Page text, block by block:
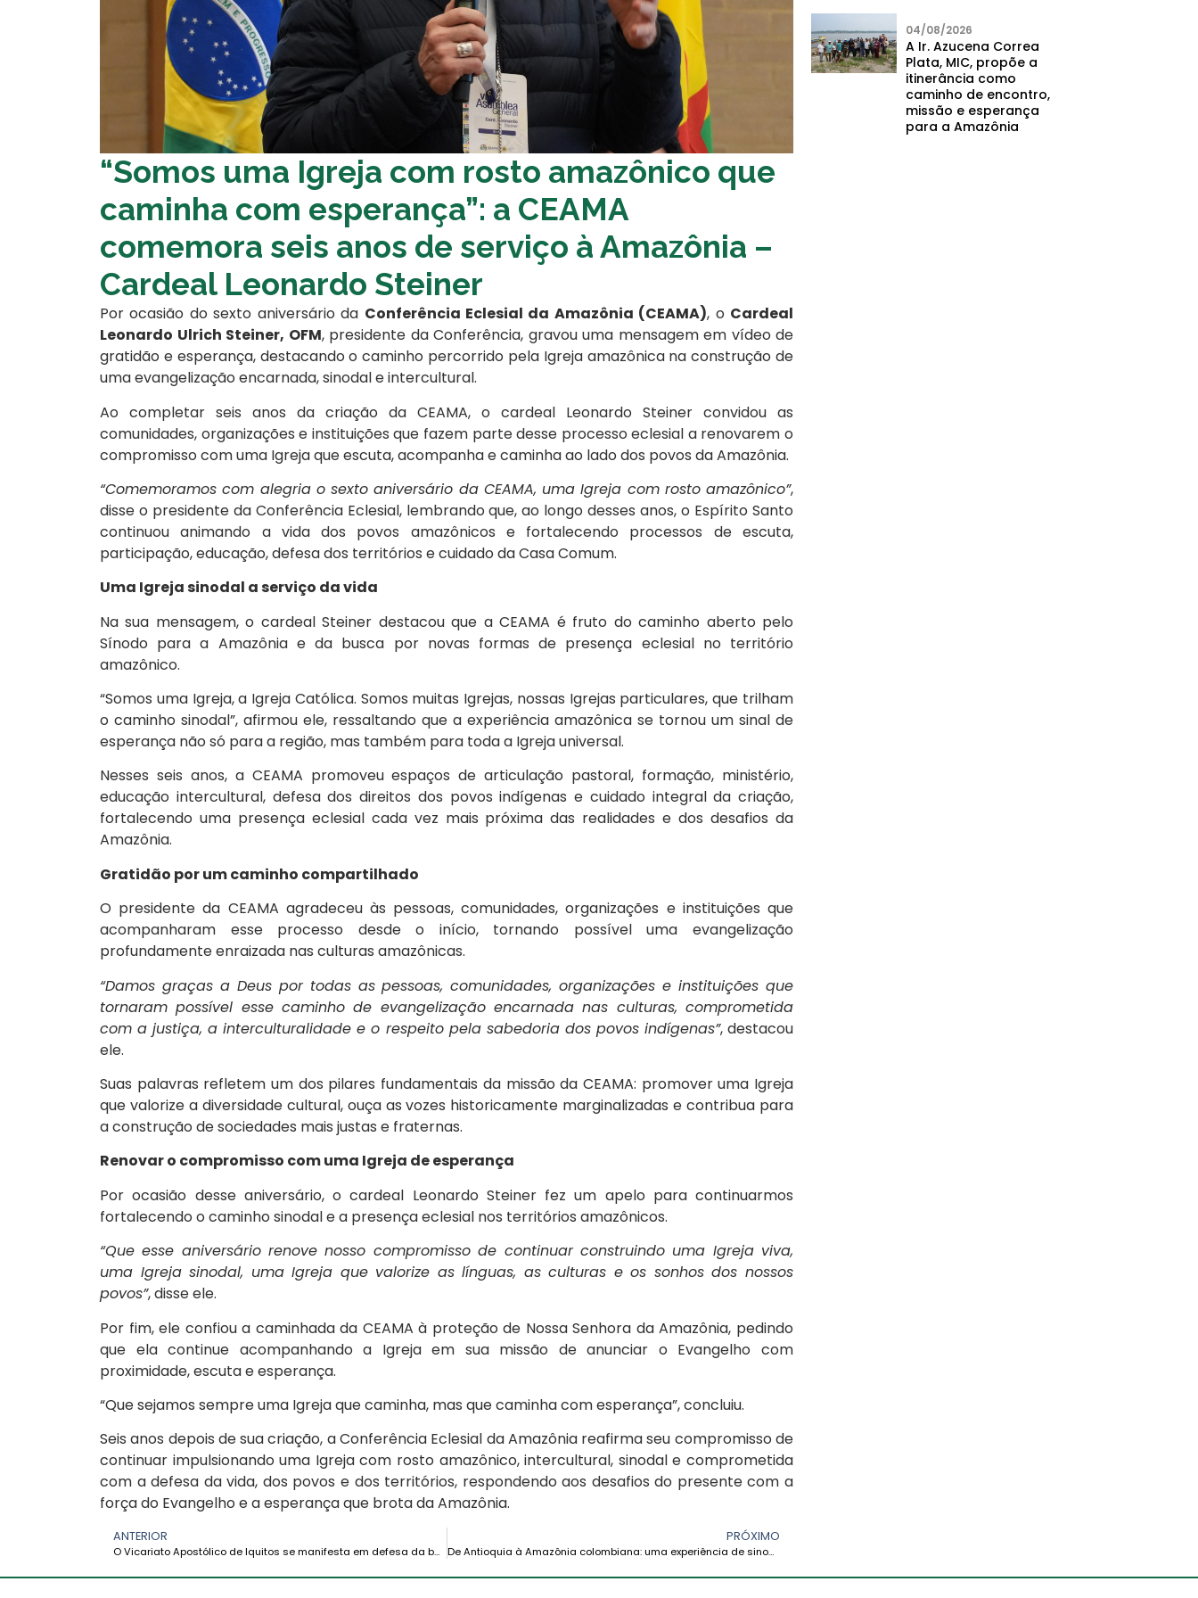
“Somos uma Igreja com rosto amazônico que
caminha com esperança”: a CEAMA
comemora seis anos de serviço à Amazônia –
Cardeal Leonardo Steiner
Por ocasião do sexto aniversário da Conferência Eclesial da Amazônia (CEAMA), o Cardeal
Leonardo Ulrich Steiner, OFM, presidente da Conferência, gravou uma mensagem em vídeo de
gratidão e esperança, destacando o caminho percorrido pela Igreja amazônica na construção de
uma evangelização encarnada, sinodal e intercultural.
Ao completar seis anos da criação da CEAMA, o cardeal Leonardo Steiner convidou as
comunidades, organizações e instituições que fazem parte desse processo eclesial a renovarem o
compromisso com uma Igreja que escuta, acompanha e caminha ao lado dos povos da Amazônia.
“Comemoramos com alegria o sexto aniversário da CEAMA, uma Igreja com rosto amazônico”,
disse o presidente da Conferência Eclesial, lembrando que, ao longo desses anos, o Espírito Santo
continuou animando a vida dos povos amazônicos e fortalecendo processos de escuta,
participação, educação, defesa dos territórios e cuidado da Casa Comum.
Uma Igreja sinodal a serviço da vida
Na sua mensagem, o cardeal Steiner destacou que a CEAMA é fruto do caminho aberto pelo
Sínodo para a Amazônia e da busca por novas formas de presença eclesial no território
amazônico.
“Somos uma Igreja, a Igreja Católica. Somos muitas Igrejas, nossas Igrejas particulares, que trilham
o caminho sinodal”, afirmou ele, ressaltando que a experiência amazônica se tornou um sinal de
esperança não só para a região, mas também para toda a Igreja universal.
Nesses seis anos, a CEAMA promoveu espaços de articulação pastoral, formação, ministério,
educação intercultural, defesa dos direitos dos povos indígenas e cuidado integral da criação,
fortalecendo uma presença eclesial cada vez mais próxima das realidades e dos desafios da
Amazônia.
Gratidão por um caminho compartilhado
O presidente da CEAMA agradeceu às pessoas, comunidades, organizações e instituições que
acompanharam esse processo desde o início, tornando possível uma evangelização
profundamente enraizada nas culturas amazônicas.
“Damos graças a Deus por todas as pessoas, comunidades, organizações e instituições que
tornaram possível esse caminho de evangelização encarnada nas culturas, comprometida
com a justiça, a interculturalidade e o respeito pela sabedoria dos povos indígenas”, destacou
ele.
Suas palavras refletem um dos pilares fundamentais da missão da CEAMA: promover uma Igreja
que valorize a diversidade cultural, ouça as vozes historicamente marginalizadas e contribua para
a construção de sociedades mais justas e fraternas.
Renovar o compromisso com uma Igreja de esperança
Por ocasião desse aniversário, o cardeal Leonardo Steiner fez um apelo para continuarmos
fortalecendo o caminho sinodal e a presença eclesial nos territórios amazônicos.
“Que esse aniversário renove nosso compromisso de continuar construindo uma Igreja viva,
uma Igreja sinodal, uma Igreja que valorize as línguas, as culturas e os sonhos dos nossos
povos”, disse ele.
Por fim, ele confiou a caminhada da CEAMA à proteção de Nossa Senhora da Amazônia, pedindo
que ela continue acompanhando a Igreja em sua missão de anunciar o Evangelho com
proximidade, escuta e esperança.
“Que sejamos sempre uma Igreja que caminha, mas que caminha com esperança”, concluiu.
Seis anos depois de sua criação, a Conferência Eclesial da Amazônia reafirma seu compromisso de
continuar impulsionando uma Igreja com rosto amazônico, intercultural, sinodal e comprometida
com a defesa da vida, dos povos e dos territórios, respondendo aos desafios do presente com a
força do Evangelho e a esperança que brota da Amazônia.
ANTERIOR
O Vicariato Apostólico de Iquitos se manifesta em defesa da bacia do rio Nanay
PRÓXIMO
De Antioquia à Amazônia colombiana: uma experiência de sinodalidade que fortalece a missão no Vaupés
04/08/2026
A Ir. Azucena Correa
Plata, MIC, propõe a
itinerância como
caminho de encontro,
missão e esperança
para a Amazônia